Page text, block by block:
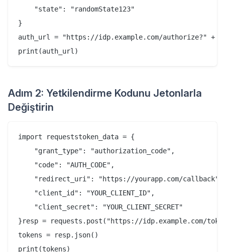
    "state": "randomState123"
}
auth_url = "https://idp.example.com/authorize?" +
Adım 2: Yetkilendirme Kodunu Jetonlarla
Değiştirin
import requeststoken_data = {
    "grant_type": "authorization_code",
    "code": "AUTH_CODE",
    "redirect_uri": "https://yourapp.com/callback",
    "client_id": "YOUR_CLIENT_ID",
    "client_secret": "YOUR_CLIENT_SECRET"
}resp = requests.post("https://idp.example.com/
tokens = resp.json()